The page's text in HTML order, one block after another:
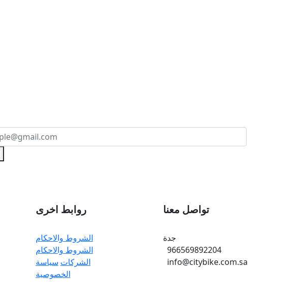
روابط اخرى
الشروط والاحكام
الشروط والاحكام
الشركات سياسة
الخصوصية
تواصل معنا
جدة
966569892204
info@citybike.com.sa